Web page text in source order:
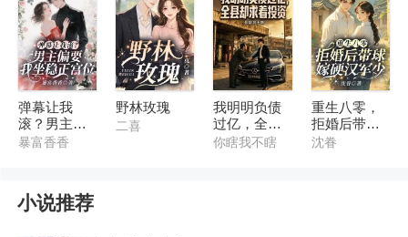
弹幕让我
滚？男主偏
要我坐稳正
暴富香香
野林玫瑰
二喜
我明明负债
过亿，全县
却求着投资
你瞎我不瞎
重生八零，
拒婚后带球
嫁硬汉军少
沈眷
小说推荐